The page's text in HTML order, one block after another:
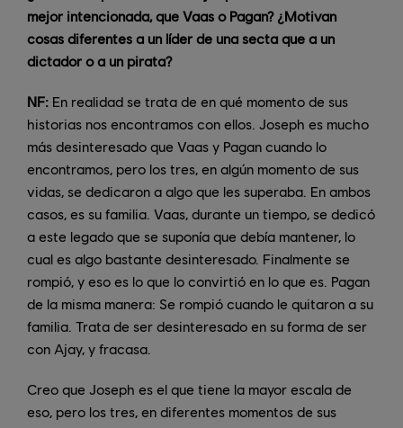
mejor intencionada, que Vaas o Pagan? ¿Motivan
cosas diferentes a un líder de una secta que a un
dictador o a un pirata?
NF: En realidad se trata de en qué momento de sus
historias nos encontramos con ellos. Joseph es mucho
más desinteresado que Vaas y Pagan cuando lo
encontramos, pero los tres, en algún momento de sus
vidas, se dedicaron a algo que les superaba. En ambos
casos, es su familia. Vaas, durante un tiempo, se dedicó
a este legado que se suponía que debía mantener, lo
cual es algo bastante desinteresado. Finalmente se
rompió, y eso es lo que lo convirtió en lo que es. Pagan
de la misma manera: Se rompió cuando le quitaron a su
familia. Trata de ser desinteresado en su forma de ser
con Ajay, y fracasa.
Creo que Joseph es el que tiene la mayor escala de
eso, pero los tres, en diferentes momentos de sus